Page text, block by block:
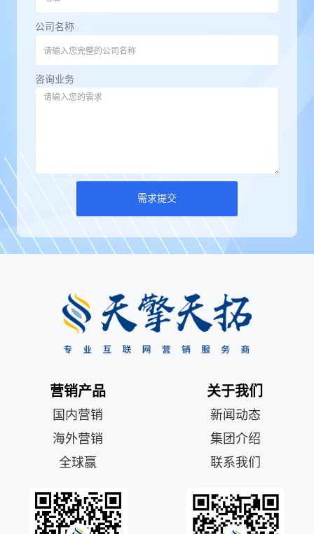
公司名称
咨询业务
需求提交
营销产品
国内营销
海外营销
全球赢
关于我们
新闻动态
集团介绍
联系我们